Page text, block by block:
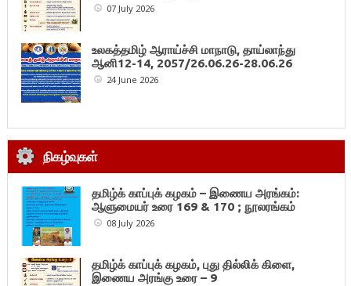
07 July 2026
உலகத்தமிழ் ஆராய்ச்சி மாநாடு, தாய்லாந்து
ஆனி12-14, 2057/26.06.26-28.06.26
24 June 2026
நிகழ்வுகள்
தமிழ்க் காப்புக் கழகம் – இணைய அரங்கம்:
ஆளுமையர் உரை 169 & 170 ; நூலரங்கம்
08 July 2026
தமிழ்க் காப்புக் கழகம், புது தில்லிக் கிளை,
இணைய அரங்கு உரை – 9